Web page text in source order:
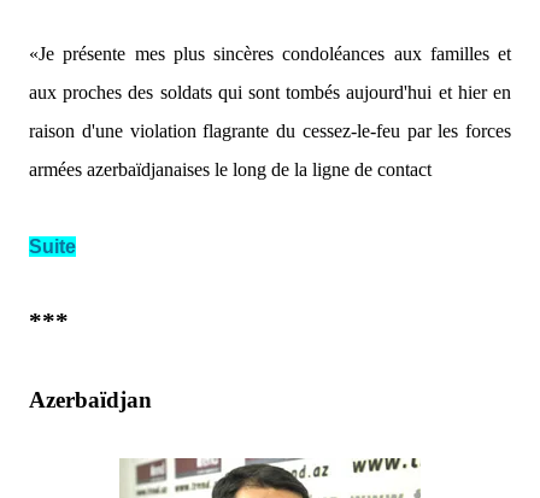
«Je présente mes plus sincères condoléances aux familles et
aux proches des soldats qui sont tombés aujourd'hui et hier en
raison d'une violation flagrante du cessez-le-feu par les forces
armées azerbaïdjanaises le long de la ligne de contact
Suite
***
Azerbaïdjan